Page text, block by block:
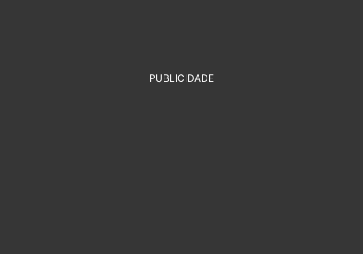
PUBLICIDADE